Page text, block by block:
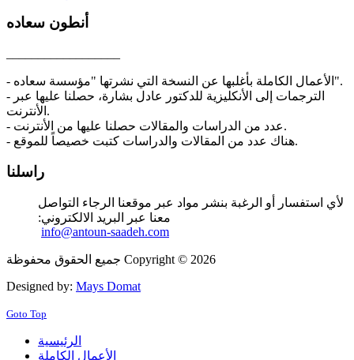
أنطون سعاده
- الأعمال الكاملة بأغلبها عن النسخة التي نشرتها "مؤسسة سعاده".
- الترجمات إلى الأنكليزية للدكتور عادل بشارة، حصلنا عليها عبر
الأنترنت.
- عدد من الدراسات والمقالات حصلنا عليها من الأنترنت.
- هناك عدد من المقالات والدراسات كتبت خصيصاً للموقع.
راسلنا
لأي استفسار أو الرغبة بنشر مواد عبر موقعنا الرجاء التواصل
معنا عبر البريد الالكتروني:
info@antoun-saadeh.com
جميع الحقوق محفوظة Copyright © 2026
Designed by: Mays Domat
Goto Top
الرئيسية
الأعمال الكاملة